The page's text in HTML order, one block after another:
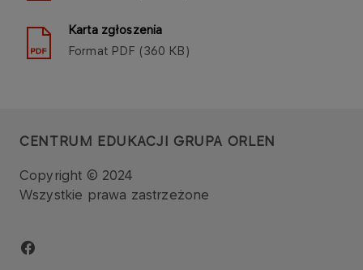
Karta zgłoszenia
Format PDF 360 KB
CENTRUM EDUKACJI GRUPA ORLEN
Copyright © 2024
Wszystkie prawa zastrzeżone